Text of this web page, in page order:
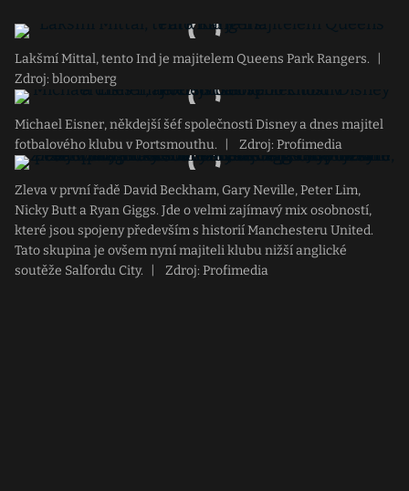
Lakšmí Mittal, tento Ind je majitelem Queens Park Rangers.
Zdroj: bloomberg
Michael Eisner, někdejší šéf společnosti Disney a dnes majitel
fotbalového klubu v Portsmouthu.
Zdroj: Profimedia
Zleva v první řadě David Beckham, Gary Neville, Peter Lim,
Nicky Butt a Ryan Giggs. Jde o velmi zajímavý mix osobností,
které jsou spojeny především s historií Manchesteru United.
Tato skupina je ovšem nyní majiteli klubu nižší anglické
soutěže Salfordu City.
Zdroj: Profimedia